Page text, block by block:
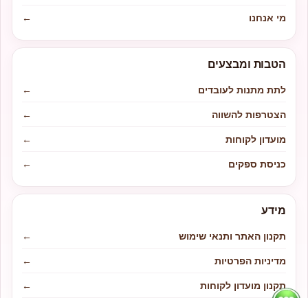
מי אנחנו
←
הטבות ומבצעים
לתת מתנות לעובדים
←
הצטרפות להשווה
←
מועדון לקוחות
←
כניסת ספקים
←
מידע
תקנון האתר ותנאי שימוש
←
מדיניות הפרטיות
←
תקנון מועדון לקוחות
←